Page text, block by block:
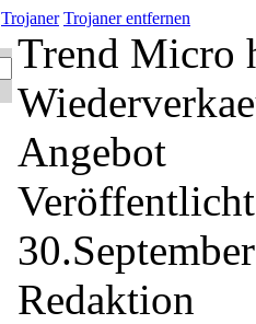
Trojaner Trojaner entfernen
Trend Micro
Angebot
Redaktion